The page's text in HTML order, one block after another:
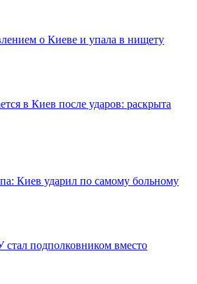
о Киеве и упала в нищету
в Киев после ударов: раскрыта
Киев ударил по самому больному
подполковником вместо